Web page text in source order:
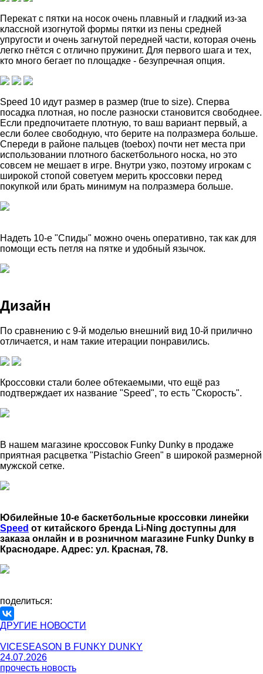
Перекат с пятки на носок очень плавный и гладкий из-за
классной изогнутой формы пятки из пены средней
упругости и очень загнутой передней части, которая очень
легко гнётся с отлично пружинит. Для первого шага и тех,
кто много бегает по площадке - безупречная опция.
Speed 10 идут размер в размер (true to size). Сперва
посадка плотная, но после разноски становится свободнее.
Если предпочитаете плотную, то ваш вариант первый, а
если более свободную, что берите на полразмера больше.
Спереди в районе пальцев (toebox) почти нет места при
использовании плотного баскетбольного носка, но это
совсем не мешает в игре. Внутри узко, поэтому игрокам с
широкой стопой советуем мерить кроссовки перед
покупкой или брать минимум на полразмера больше.
Надеть 10-е "Спиды" можно очень оперативно, так как для
помощи есть петля на пятке и удобный язычок.
Дизайн
По сравнению с 9-й моделью внешний вид 10-й прилично
отличается, и нам такие итерации понравились.
Кроссовки стали более обтекаемыми, что ещё раз
подтверждает их название "Speed", то есть "Скорость".
В нашем магазине кроссовок Funky Dunky в продаже
приятная расцветка "Pistachio Green" в широкой размерной
мужской сетке.
Юбилейные 10-е баскетбольные кроссовки линейки
Speed от китайского бренда Li-Ning доступны для
заказа онлайн и в розничном магазине Funky Dunky в
Краснодаре. Адрес: ул. Красная, 78.
поделиться:
ДРУГИЕ НОВОСТИ
VICESEASON В FUNKY DUNKY
24.07.2026
прочесть новость